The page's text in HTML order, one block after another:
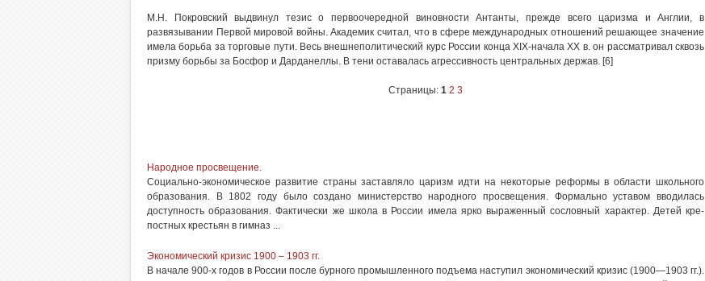
М.Н. Покровский выдвинул тезис о первоочередной виновности Антанты, прежде всего царизма и Англии, в
развязывании Первой мировой войны. Академик считал, что в сфере международных отношений решающее значение
имела борьба за торговые пути. Весь внешнеполитический курс России конца XIX-начала XX в. он рассматривал сквозь
призму борьбы за Босфор и Дарданеллы. В тени оставалась агрессивность центральных держав. [6]
Страницы: 1 2 3
Народное просвещение.
Социально-экономическое развитие страны заставляло царизм идти на некоторые реформы в области школьного
образования. В 1802 году было создано министерство народного просвещения. Формально уставом вводилась
доступность образования. Фактически же школа в России имела ярко выраженный сословный характер. Детей кре­
постных крестьян в гимназ ...
Экономический кризис 1900 – 1903 гг.
В начале 900-х годов в России после бурного промышленного подъема наступил экономический кризис (1900—1903 гг.).